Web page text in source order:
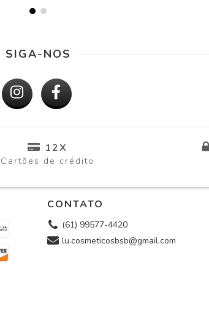
SIGA-NOS
12X
Cartões de crédito
CONTATO
(61) 99577-4420
lu.cosmeticosbsb@gmail.com